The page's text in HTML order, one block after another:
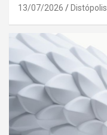
13/07/2026 Distópolis